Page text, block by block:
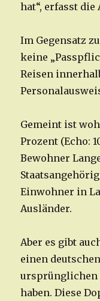
hat“, erfasst die
Im Gegensatz
keine
Reisen
Gemeint ist
Prozent (Echo:
Bewohner
Einwohner in
Ausländer.
Aber es gibt
einen
ursprünglichen
haben. Diese